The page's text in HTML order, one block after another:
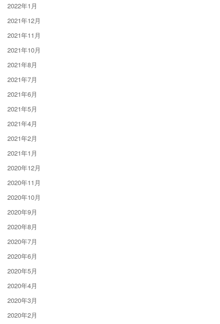
2022年1月
2021年12月
2021年11月
2021年10月
2021年8月
2021年7月
2021年6月
2021年5月
2021年4月
2021年2月
2021年1月
2020年12月
2020年11月
2020年10月
2020年9月
2020年8月
2020年7月
2020年6月
2020年5月
2020年4月
2020年3月
2020年2月